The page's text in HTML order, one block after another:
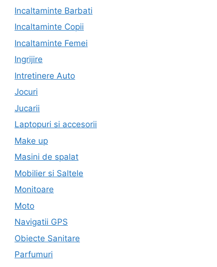
Incaltaminte Barbati
Incaltaminte Copii
Incaltaminte Femei
Ingrijire
Intretinere Auto
Jocuri
Jucarii
Laptopuri si accesorii
Make up
Masini de spalat
Mobilier si Saltele
Monitoare
Moto
Navigatii GPS
Obiecte Sanitare
Parfumuri